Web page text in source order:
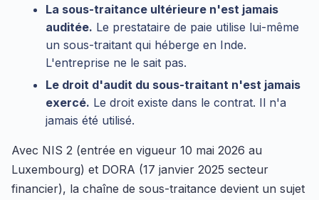
La sous-traitance ultérieure n'est jamais
auditée. Le prestataire de paie utilise lui-même
un sous-traitant qui héberge en Inde.
L'entreprise ne le sait pas.
Le droit d'audit du sous-traitant n'est jamais
exercé. Le droit existe dans le contrat. Il n'a
jamais été utilisé.
Avec NIS 2 (entrée en vigueur 10 mai 2026 au
Luxembourg) et DORA (17 janvier 2025 secteur
financier), la chaîne de sous-traitance devient un sujet